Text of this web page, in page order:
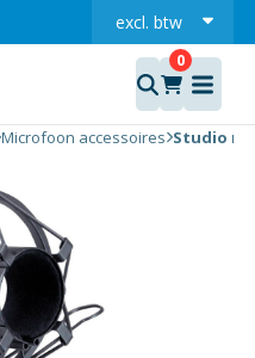
excl. btw
incl.
Microfoon accessoires Studio